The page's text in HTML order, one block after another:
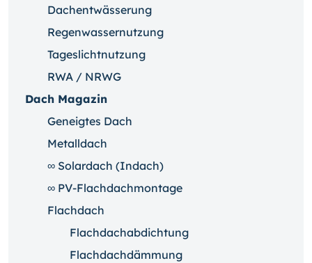
Dachentwässerung
Regenwassernutzung
Tageslichtnutzung
RWA / NRWG
Dach Magazin
Geneigtes Dach
Metalldach
∞ Solardach (Indach)
∞ PV-Flachdachmontage
Flachdach
Flachdachabdichtung
Flachdachdämmung